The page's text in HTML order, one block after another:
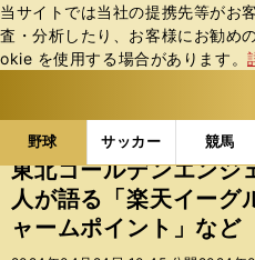
当サイトでは当社の提携先等がお
査・分析したり、お客様にお勧め
okie を使⽤する場合があります。
野球 サッカー 競馬
b
ス
ポ
ル
テ
野球の記事一覧 プロ
東北ゴールデンエンジ
人が語る「楽天イーグ
ャームポイント」など